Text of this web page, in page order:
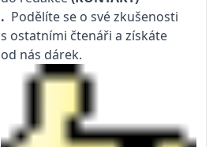
. Podělíte se o své zkušenosti
s ostatními čtenáři a získáte
od nás dárek.